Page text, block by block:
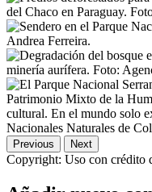
Previous Next
Copyright: Uso con crédito